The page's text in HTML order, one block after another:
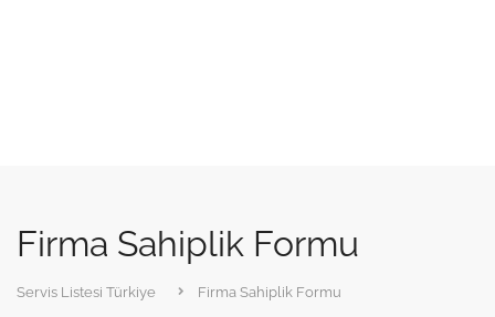
Firma Sahiplik Formu
Servis Listesi Türkiye Firma Sahiplik Formu